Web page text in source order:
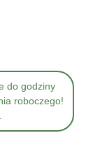
do godziny
roboczego!